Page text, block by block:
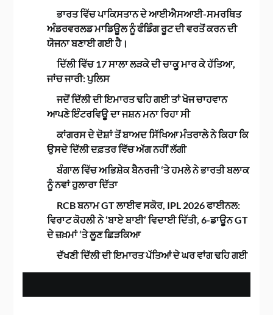
ਭਾਰਤ ਵਿੱਚ ਪਾਕਿਸਤਾਨ ਦੇ ਆਈਐਸਆਈ-ਸਮਰਥਿਤ
ਅੰਡਰਵਰਲਡ ਮਾਡਿਊਲ ਨੂੰ ਫੰਡਿੰਗ ਰੂਟ ਦੀ ਵਰਤੋਂ ਕਰਨ ਦੀ
ਯੋਜਨਾ ਬਣਾਈ ਗਈ ਹੈ।
ਦਿੱਲੀ ਵਿੱਚ 17 ਸਾਲਾ ਲੜਕੇ ਦੀ ਚਾਕੂ ਮਾਰ ਕੇ ਹੱਤਿਆ,
ਜਾਂਚ ਜਾਰੀ: ਪੁਲਿਸ
ਜਦੋਂ ਦਿੱਲੀ ਦੀ ਇਮਾਰਤ ਢਹਿ ਗਈ ਤਾਂ ਖੋਜ ਚਾਹਵਾਨ
ਆਪਣੇ ਇੰਟਰਵਿਊ ਦਾ ਜਸ਼ਨ ਮਨਾ ਰਿਹਾ ਸੀ
ਕਾਂਗਰਸ ਦੇ ਦੋਸ਼ਾਂ ਤੋਂ ਬਾਅਦ ਸਿੱਖਿਆ ਮੰਤਰਾਲੇ ਨੇ ਕਿਹਾ ਕਿ
ਉਸਦੇ ਦਿੱਲੀ ਦਫ਼ਤਰ ਵਿੱਚ ਅੱਗ ਨਹੀਂ ਲੱਗੀ
ਬੰਗਾਲ ਵਿੱਚ ਅਭਿਸ਼ੇਕ ਬੈਨਰਜੀ ‘ਤੇ ਹਮਲੇ ਨੇ ਭਾਰਤੀ ਬਲਾਕ
ਨੂੰ ਨਵਾਂ ਹੁਲਾਰਾ ਦਿੱਤਾ
RCB ਬਨਾਮ GT ਲਾਈਵ ਸਕੋਰ, IPL 2026 ਫਾਈਨਲ:
ਵਿਰਾਟ ਕੋਹਲੀ ਨੇ ‘ਬਾਏ ਬਾਈ’ ਵਿਦਾਈ ਦਿੱਤੀ, 6-ਡਾਊਨ GT
ਦੇ ਜ਼ਖ਼ਮਾਂ ‘ਤੇ ਲੂਣ ਛਿੜਕਿਆ
ਦੱਖਣੀ ਦਿੱਲੀ ਦੀ ਇਮਾਰਤ ਪੱਤਿਆਂ ਦੇ ਘਰ ਵਾਂਗ ਢਹਿ ਗਈ